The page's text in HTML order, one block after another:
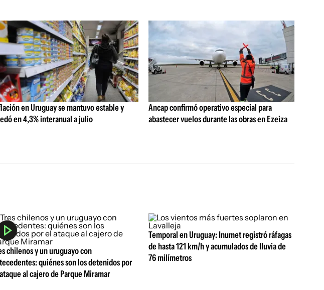
en Uruguay se mantuvo estable y
en 4,3% interanual a julio
Ancap confirmó operativo especial para
abastecer vuelos durante las obras en Ezeiza
chilenos y un uruguayo con
quiénes son los detenidos por
al cajero de Parque Miramar
Temporal en Uruguay: Inumet registró ráfagas
de hasta 121 km/h y acumulados de lluvia de
76 milímetros